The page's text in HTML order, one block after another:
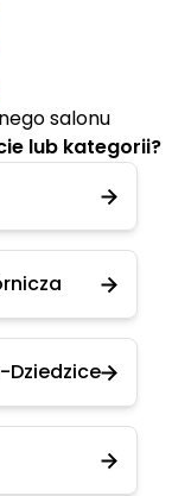
salonu
lub kategorii?
Dziedzice